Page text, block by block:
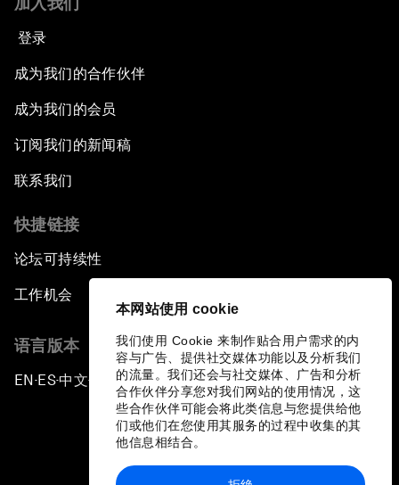
本网站使用 cookie
我们使用 Cookie 来制作贴合用户需求的内
容与广告、提供社交媒体功能以及分析我们
的流量。我们还会与社交媒体、广告和分析
合作伙伴分享您对我们网站的使用情况，这
些合作伙伴可能会将此类信息与您提供给他
们或他们在您使用其服务的过程中收集的其
他信息相结合。
登录
成为我们的合作伙伴
成为我们的会员
订阅我们的新闻稿
联系我们
快捷链接
论坛可持续性
工作机会
语言版本
EN ▪ES▪中文▪ 日本語